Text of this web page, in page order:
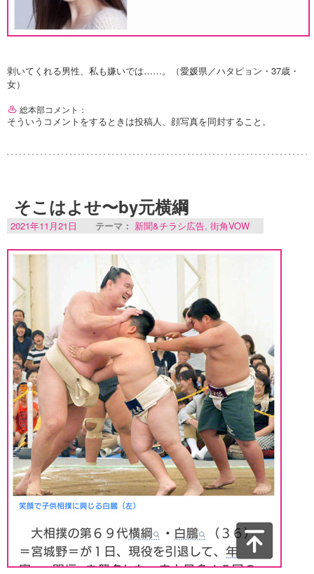
剥いてくれる男性、私も嫌いでは……。（愛媛県／ハタピョン・37歳・
女）
総本部コメント：
そういうコメントをするときは投稿人、顔写真を同封すること。
そこはよせ〜by元横綱
2021年11月21日 テーマ： 新聞&チラシ広告, 街角VOW